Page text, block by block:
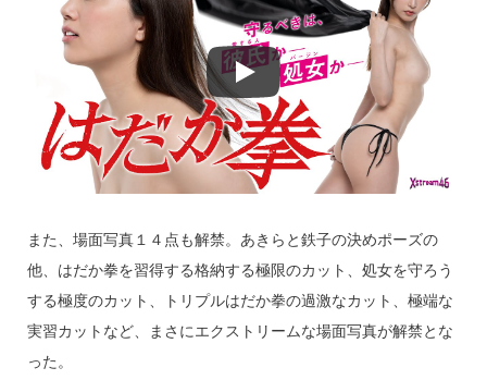
また、場面写真１４点も解禁。あきらと鉄子の決めポーズの
他、はだか拳を習得する格納する極限のカット、処女を守ろう
する極度のカット、トリプルはだか拳の過激なカット、極端な
実習カットなど、まさにエクストリームな場面写真が解禁とな
った。